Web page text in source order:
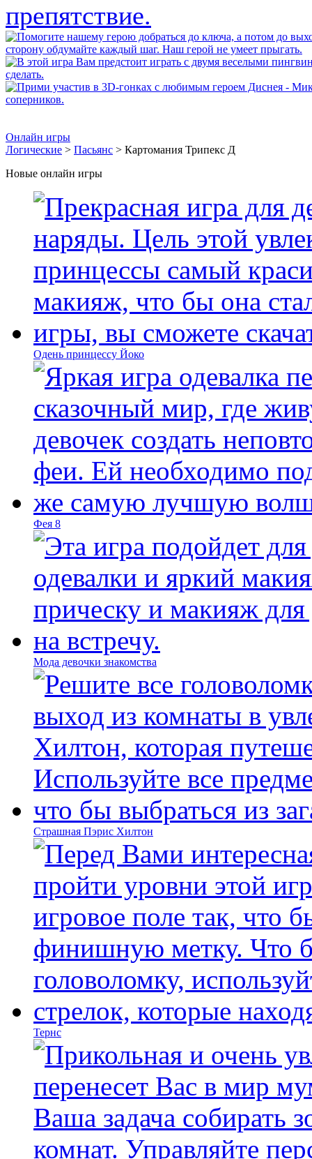
Онлайн игры
Логические > Пасьянс > Картомания Трипекс Д
Новые онлайн игры
Одень принцессу Йоко
Фея 8
Мода девочки знакомства
Страшная Пэрис Хилтон
Тернс